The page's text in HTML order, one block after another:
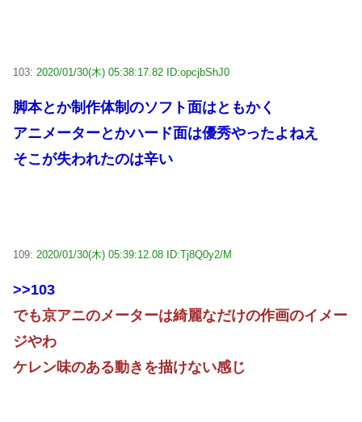
103: 2020/01/30(木) 05:38:17.82 ID:opcjbShJ0
脚本とか制作体制のソフト面はともかく
アニメーターとかハード面は優秀やったよねえ
そこが失われたのは辛い
109: 2020/01/30(木) 05:39:12.08 ID:Tj8Q0y2/M
>>103
でも京アニのメーターは綺麗なだけの作画のイメー
ジやわ
ケレン味のある動きを描けない感じ